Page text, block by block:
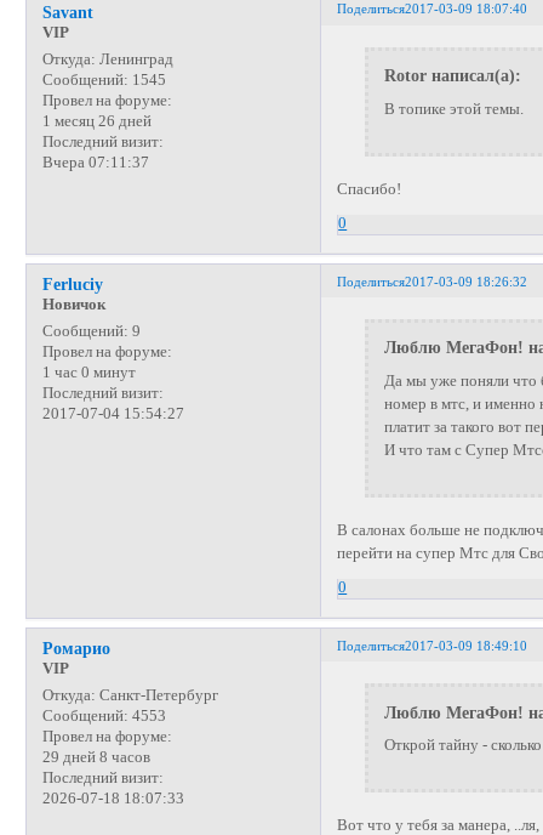
Поделиться2017-03-09 18:07:40
Savant
VIP
Откуда: Ленинград
Сообщений: 1545
Провел на форуме:
1 месяц 26 дней
Последний визит:
Вчера 07:11:37
Rotor написал(а):
В топике этой темы.
Спасибо!
0
Поделиться2017-03-09 18:26:32
Ferluciy
Новичок
Сообщений: 9
Провел на форуме:
1 час 0 минут
Последний визит:
2017-07-04 15:54:27
Люблю МегаФон!
Да мы уже поняли что
номер в мтс, и именно
платит за такого вот
И что там с Супер
В салонах больше не
перейти на супер Мтс для
0
Поделиться2017-03-09 18:49:10
Ромарио
VIP
Откуда: Санкт-Петербург
Сообщений: 4553
Провел на форуме:
29 дней 8 часов
Последний визит:
2026-07-18 18:07:33
Люблю МегаФон!
Открой тайну -
Вот что у тебя за манера,